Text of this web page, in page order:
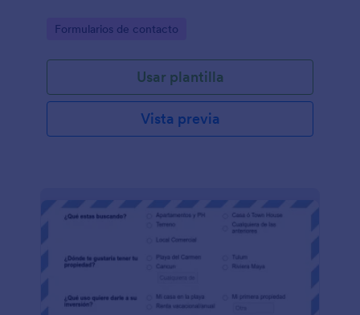
Go to Category:
Formularios de contacto
Usar plantilla
Vista previa